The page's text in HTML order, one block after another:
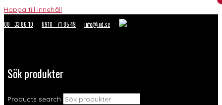
Hoppa till innehåll
08 - 33 86 10 —0910 - 71 05 49 —info@icd.se
Sök produkter
Products search